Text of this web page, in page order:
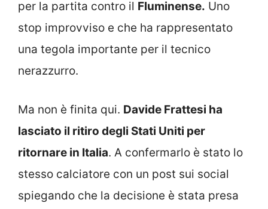
per la partita contro il Fluminense. Uno
stop improvviso e che ha rappresentato
una tegola importante per il tecnico
nerazzurro.
Ma non è finita qui. Davide Frattesi ha
lasciato il ritiro degli Stati Uniti per
ritornare in Italia. A confermarlo è stato lo
stesso calciatore con un post sui social
spiegando che la decisione è stata presa